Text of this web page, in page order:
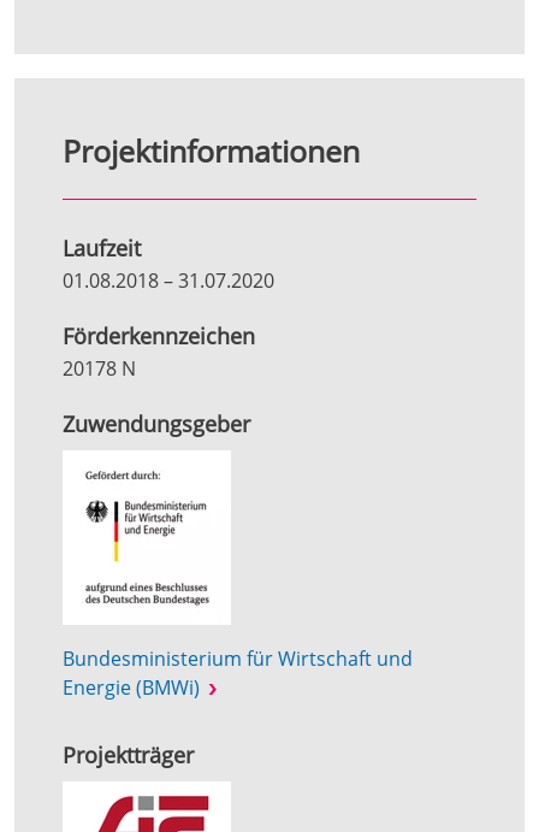
Projektinformationen
Laufzeit
01.08.2018–31.07.2020
Förderkennzeichen
20178 N
Zuwendungsgeber
Bundesministerium für Wirtschaft und
Energie (BMWi)
Projektträger